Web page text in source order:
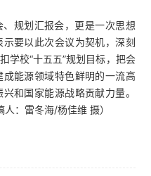
规划汇报会，更是一次思想
要以此次会议为契机，深刻
学校“十五五”规划目标，把会
能源领域特色鲜明的一流高
和国家能源战略贡献力量。
人：雷冬海/杨佳维 摄）